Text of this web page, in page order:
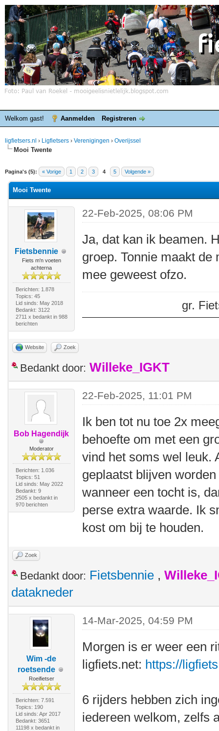
Welkom gast! Aanmelden Registreren
ligfietsers.nl › Ligfietsers › Verenigingen › Overijssel
Mooi Twente
Pagina's (5): « Vorige 1 2 3 4 5 Volgende »
waardering is 0
Mooi Twente
Fietsbennie
Fiets m'n voeten
achterna
Berichten: 1.878
Topics: 45
Lid sinds: May 2018
Bedankt: 3122
2711 x bedankt in 988
berichten
22-Feb-2025, 08:06 PM
Ja, dat kan ik beamen.
groep. Tonnie maakt
mee geweest ofzo.
gr.
Website Zoek
Bedankt door: Willeke_IGKT
Bob Hagendijk
Moderator
Berichten: 1.036
Topics: 51
Lid sinds: May 2022
Bedankt: 9
2505 x bedankt in
970 berichten
22-Feb-2025, 11:01 PM
Ik ben tot nu toe 2x
behoefte om met een
vind het soms wel leuk.
geplaatst blijven
wanneer een tocht is,
perse extra waarde. Ik
kost om bij te houden.
Zoek
Bedankt door: Fietsbennie ,
datakneder
Wim -de
roetsende
Roeifietser
Berichten: 7.591
Topics: 190
Lid sinds: Apr 2017
Bedankt: 3651
11198 x bedankt in
14-Mar-2025, 04:59 PM
Morgen is er weer een
ligfiets.net: https://
6 rijders hebben zich
iedereen welkom, zelfs